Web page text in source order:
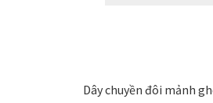
Dây chuyền đôi mảnh